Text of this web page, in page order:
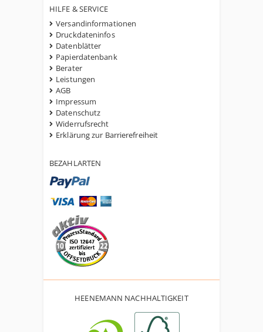
HILFE & SERVICE
Versandinformationen
Druckdateninfos
Datenblätter
Papierdatenbank
Berater
Leistungen
AGB
Impressum
Datenschutz
Widerrufsrecht
Erklärung zur Barrierefreiheit
BEZAHLARTEN
HEENEMANN NACHHALTIGKEIT